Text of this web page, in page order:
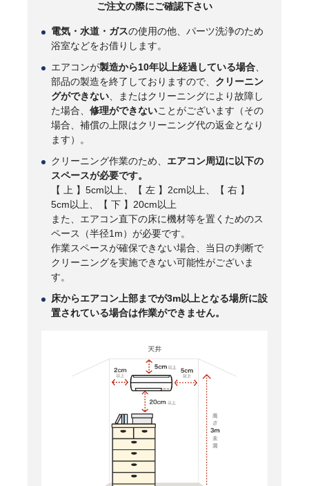
ご注文の際にご確認下さい
電気・水道・ガスの使用の他、パーツ洗浄のため
浴室などをお借りします。
エアコンが製造から10年以上経過している場合、
部品の製造を終了しておりますので、 クリーニン
グができない、またはクリーニングにより故障し
た場合、 修理ができないことがございます（その
場合、補償の上限はクリーニング代の返金となり
ます）。
クリーニング作業のため、 エアコン周辺に以下の
スペースが必要です。
【 上 】5cm以上、【 左 】2cm以上、【 右 】
5cm以上、【 下 】20cm以上
また、エアコン直下の床に機材等を置くためのス
ペース（半径1m）が必要です。
作業スペースが確保できない場合、当日の判断で
クリーニングを実施できない可能性がございま
す。
床からエアコン上部までが3m以上となる場所に設
置されている場合は作業ができません。